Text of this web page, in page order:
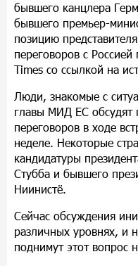
бывшего канцлера
бывшего премьер-
позицию
переговоров с
Times со ссылкой на
Люди, знакомые с
главы МИД ЕС обсудят
переговоров в ходе
неделе. Некоторые
кандидатуры
Стубба и бывшего
Ниинистё.
Сейчас обсуждения
различных уровнях, и
поднимут этот вопрос